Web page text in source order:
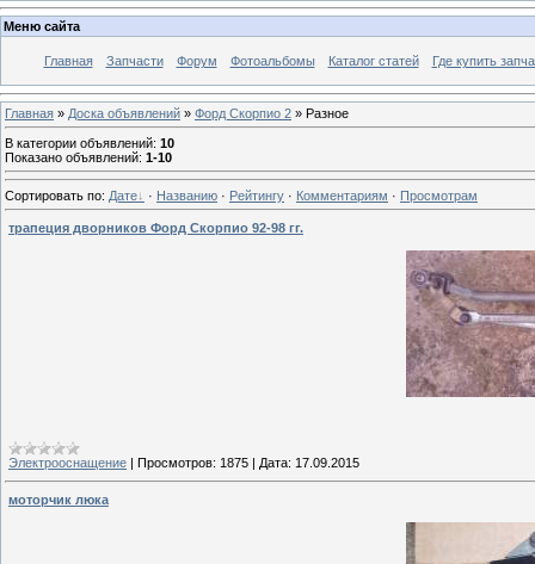
Меню сайта
Главная Запчасти Форум Фотоальбомы Каталог статей Где купить
Главная » Доска объявлений » Форд Скорпио 2 » Разное
В категории объявлений: 10
Показано объявлений: 1-10
Сортировать по: Дате · Названию · Рейтингу · Комментариям · Просмотрам
трапеция дворников Форд Скорпио 92-98 гг.
Электрооснащение Просмотров: 1875 Дата: 17.09.2015
моторчик люка